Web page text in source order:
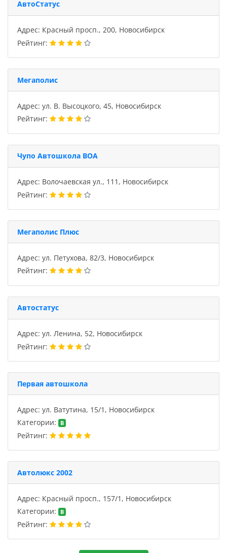
АвтоСтатус
Адрес: Красный просп., 200, Новосибирск
Рейтинг:
Мегаполис
Адрес: ул. В. Высоцкого, 45, Новосибирск
Рейтинг:
Чупо Автошкола ВОА
Адрес: Волочаевская ул., 111, Новосибирск
Рейтинг:
Мегаполис Плюс
Адрес: ул. Петухова, 82/3, Новосибирск
Рейтинг:
Автостатус
Адрес: ул. Ленина, 52, Новосибирск
Рейтинг:
Первая автошкола
Адрес: ул. Ватутина, 15/1, Новосибирск
Категории:
B
Рейтинг:
Автолюкс 2002
Адрес: Красный просп., 157/1, Новосибирск
Категории:
B
Рейтинг: